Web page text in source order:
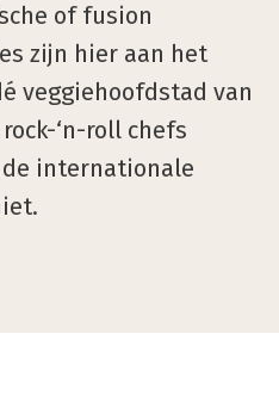
of fusion
zijn hier aan het
veggiehoofdstad van
‘n-roll chefs
internationale